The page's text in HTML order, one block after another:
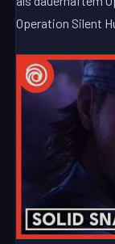
Operation Silent